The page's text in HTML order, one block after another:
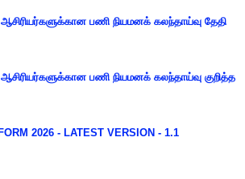
ஆசிரியர்களுக்கான பணி நியமனக் கலந்தாய்வு தேதி
ஆசிரியர்களுக்கான பணி நியமனக் கலந்தாய்வு குறித்த
2026 - LATEST VERSION - 1.1